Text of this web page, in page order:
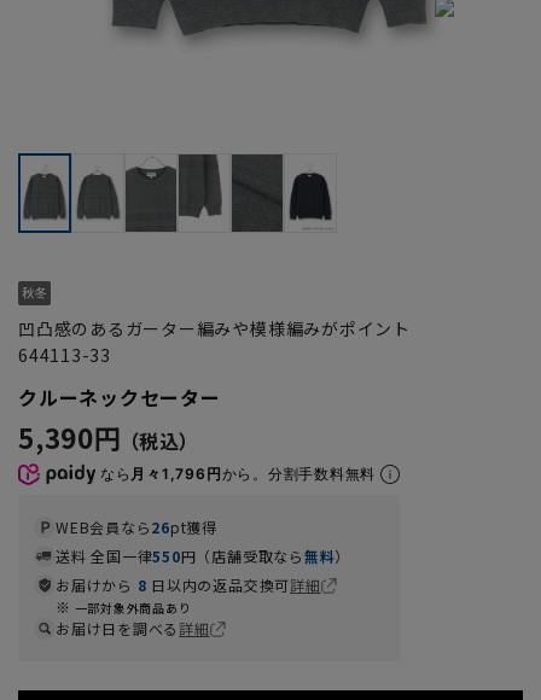
凹凸感のあるガーター編みや模様編みがポイント
644113-33
クルーネックセーター
5,390円
なら 月々1,796円から。分割手数料無料
WEB会員なら26pt獲得
送料 全国一律550円（店舗受取なら無料）
お届けから 8 日以内の返品交換可詳細
一部対象外商品あり
お届け日を調べる詳細